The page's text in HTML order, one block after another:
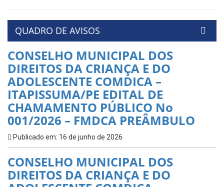
QUADRO DE AVISOS
CONSELHO MUNICIPAL DOS
DIREITOS DA CRIANÇA E DO
ADOLESCENTE COMDICA –
ITAPISSUMA/PE EDITAL DE
CHAMAMENTO PÚBLICO No
001/2026 – FMDCA PREÂMBULO
Publicado em: 16 de junho de 2026
CONSELHO MUNICIPAL DOS
DIREITOS DA CRIANÇA E DO